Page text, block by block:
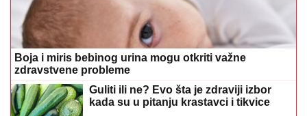
Boja i miris bebinog urina mogu otkriti važne
zdravstvene probleme
Guliti ili ne? Evo šta je zdraviji izbor
kada su u pitanju krastavci i tikvice